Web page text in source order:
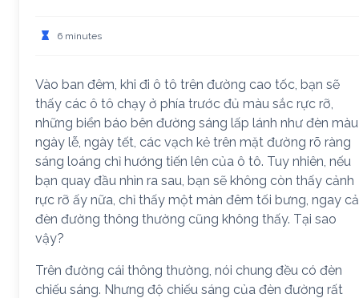
6 minutes
Vào ban đêm, khi đi ô tô trên đường cao tốc, bạn sẽ
thấy các ô tô chạy ở phía trước đủ màu sắc rực rỡ,
những biển báo bên đường sáng lấp lánh như đèn màu
ngày lễ, ngày tết, các vạch kẻ trên mặt đường rõ ràng
sáng loáng chỉ hướng tiến lên của ô tô. Tuy nhiên, nếu
bạn quay đầu nhìn ra sau, bạn sẽ không còn thấy cảnh
rực rỡ ấy nữa, chỉ thấy một màn đêm tối bưng, ngay cả
đèn đường thông thường cũng không thấy. Tại sao
vậy?
Trên đường cái thông thường, nói chung đều có đèn
chiếu sáng. Nhưng độ chiếu sáng của đèn đường rất